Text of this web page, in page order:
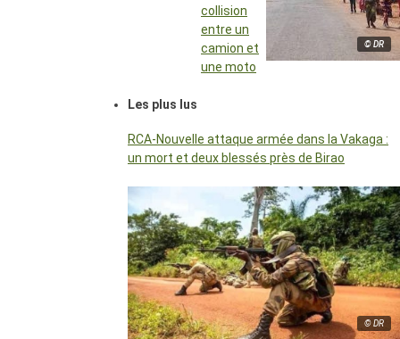
© DR
collision
entre un
camion et
une moto
Les plus lus
RCA-Nouvelle attaque armée dans la Vakaga :
un mort et deux blessés près de Birao
© DR